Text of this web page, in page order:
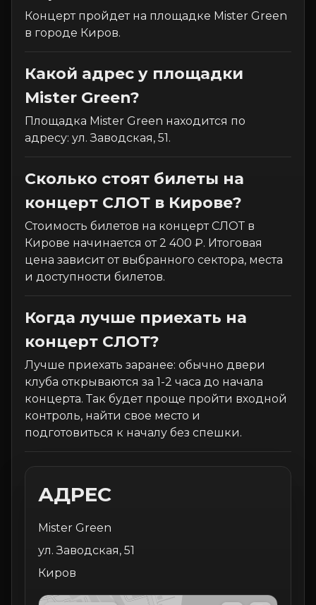
Концерт пройдет на площадке Mister Green
в городе Киров.
Какой адрес у площадки
Mister Green?
Площадка Mister Green находится по
адресу: ул. Заводская, 51.
Сколько стоят билеты на
концерт СЛОТ в Кирове?
Стоимость билетов на концерт СЛОТ в
Кирове начинается от 2 400 ₽. Итоговая
цена зависит от выбранного сектора, места
и доступности билетов.
Когда лучше приехать на
концерт СЛОТ?
Лучше приехать заранее: обычно двери
клуба открываются за 1-2 часа до начала
концерта. Так будет проще пройти входной
контроль, найти свое место и
подготовиться к началу без спешки.
АДРЕС
Mister Green
ул. Заводская, 51
Киров